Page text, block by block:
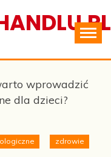
wprowadzić
dla dzieci?
zdrowie